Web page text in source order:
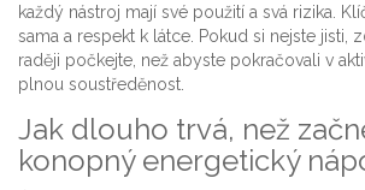
každý nástroj mají své použití a svá rizika.
sama a respekt k látce. Pokud si nejste jisti,
raději počkejte, než abyste pokračovali v
plnou soustředěnost.
Jak dlouho trvá, než
konopný energetický